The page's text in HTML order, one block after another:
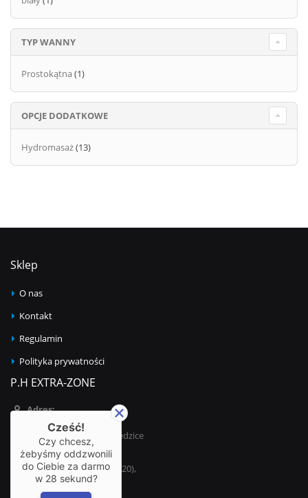
TYP WANNY
Prostokątna(1)
OPCJE DODATKOWE
Hydromasaż(13)
Sklep
O nas
Kontakt
Regulamin
Polityka prywatności
P.H EXTRA-ZONE
Adres:
ul. Bestwińska 21
43-502 Czechowice-Dziedzice
Telefon:
32 215 69 64 (w godz. 8-20),
+48 501 570 110
Cześć!
Czy chcesz,
żebyśmy oddzwonili
do Ciebie za darmo
w 28 sekund?